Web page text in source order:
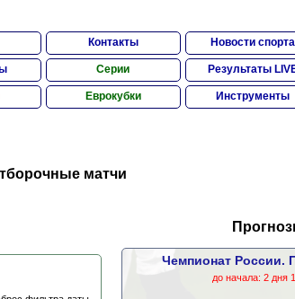
Контакты Новости спорта
Серии Результаты
Еврокубки Инструменты
матчи
Чемпионат России.
до начала: 2 дня